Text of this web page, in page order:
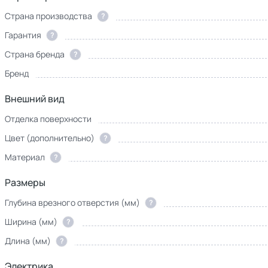
модель
Страна производства ?
Гарантия ?
Страна бренда ?
Бренд
Внешний вид
Отделка поверхности
Цвет (дополнительно)
?
Материал ?
Размеры
Глубина врезного отверстия (мм) ?
Ширина (мм) ?
Длина (мм) ?